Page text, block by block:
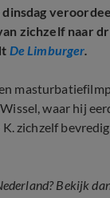
zichzelf naar
De Limburger.
waar hij
zichzelf
Bekijk